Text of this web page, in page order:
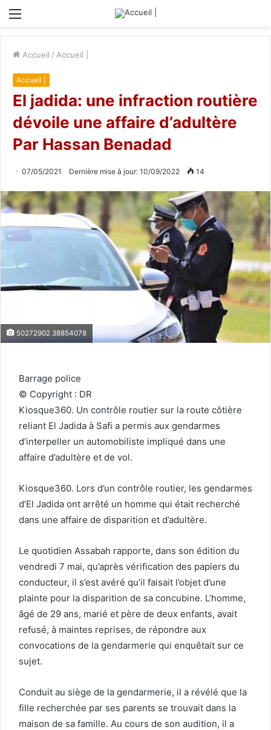
Menu
Accueil / Accueil |
Accueil |
El jadida: une infraction routière
dévoile une affaire d’adultère
Par Hassan Benadad
07/05/2021 Dernière mise à jour: 10/09/2022 14
50272902 38854078
Barrage police
© Copyright : DR
Kiosque360. Un contrôle routier sur la route côtière
reliant El Jadida à Safi a permis aux gendarmes
d’interpeller un automobiliste impliqué dans une
affaire d’adultère et de vol.
Kiosque360. Lors d’un contrôle routier, les gendarmes
d’El Jadida ont arrêté un homme qui était recherché
dans une affaire de disparition et d’adultère.
Le quotidien Assabah rapporte, dans son édition du
vendredi 7 mai, qu’après vérification des papiers du
conducteur, il s’est avéré qu’il faisait l’objet d’une
plainte pour la disparition de sa concubine. L’homme,
âgé de 29 ans, marié et père de deux enfants, avait
refusé, à maintes reprises, de répondre aux
convocations de la gendarmerie qui enquêtait sur ce
sujet.
Conduit au siège de la gendarmerie, il a révélé que la
fille recherchée par ses parents se trouvait dans la
maison de sa famille. Au cours de son audition, il a